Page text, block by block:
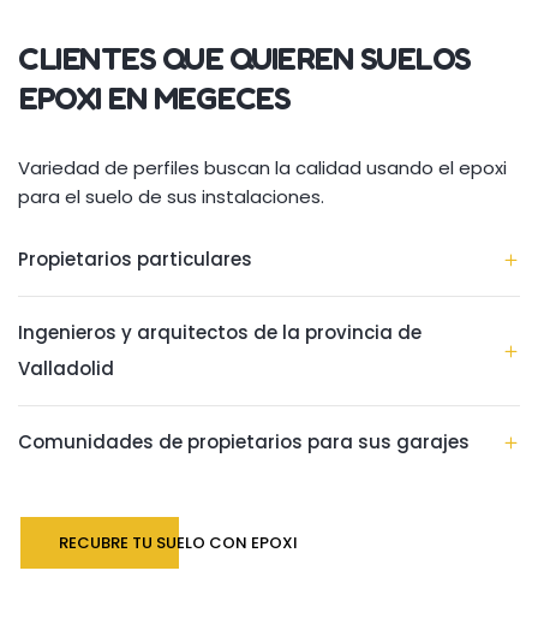
CLIENTES QUE QUIEREN SUELOS
EPOXI EN MEGECES
Variedad de perfiles buscan la calidad usando el epoxi
para el suelo de sus instalaciones.
Propietarios particulares
Ingenieros y arquitectos de la provincia de
Valladolid
Comunidades de propietarios para sus garajes
RECUBRE TU SUELO CON EPOXI